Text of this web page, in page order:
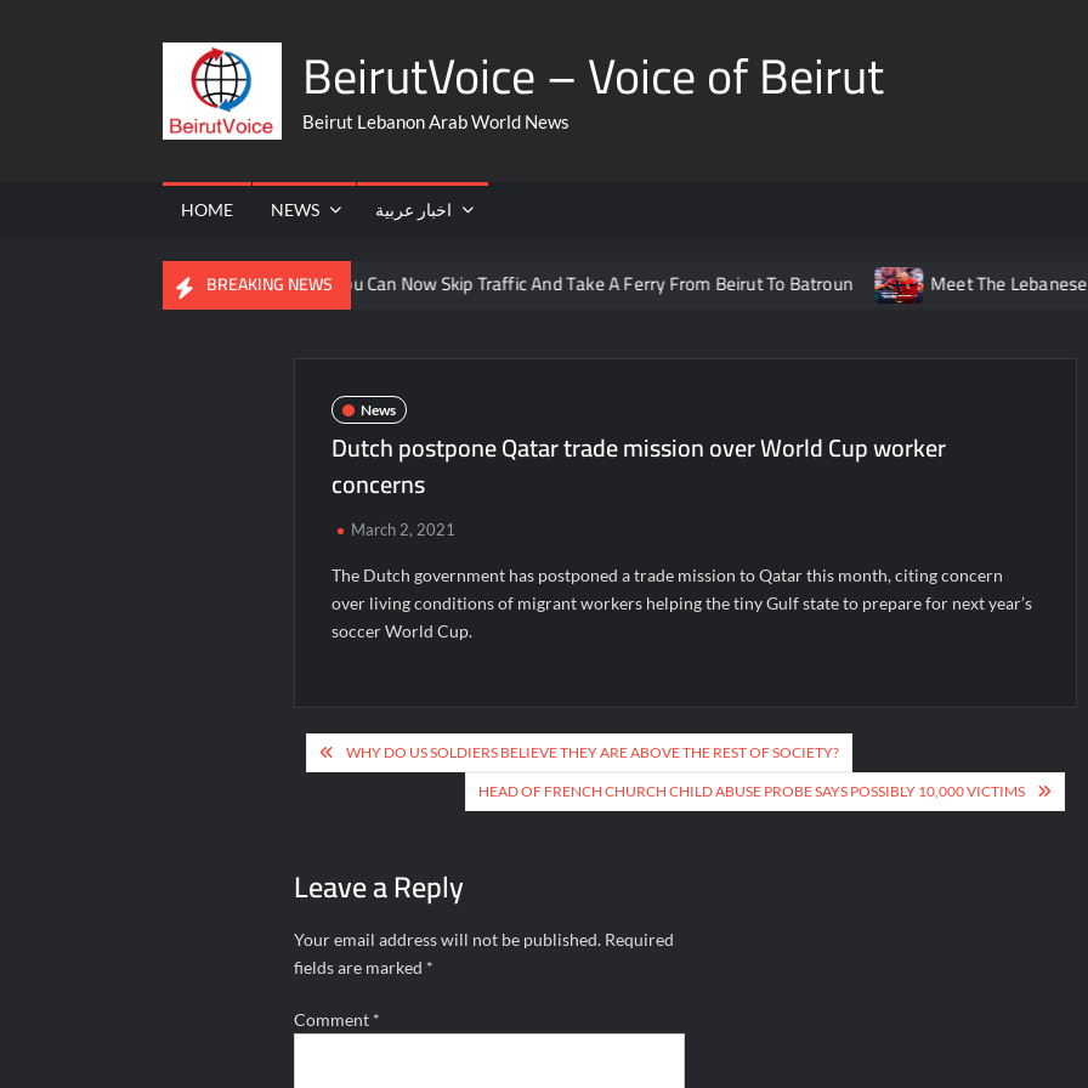
BeirutVoice – Voice of Beirut
Beirut Lebanon Arab World News
HOME NEWS اخبار عربية
BREAKING NEWS
You Can Now Skip Traffic And Take A Ferry From Beirut To Batroun Meet The Lebanese Helping
News
Dutch postpone Qatar trade mission over World Cup worker
concerns
March 2, 2021
The Dutch government has postponed a trade mission to Qatar this month, citing concern
over living conditions of migrant workers helping the tiny Gulf state to prepare for next year’s
soccer World Cup.
Post
navigation
WHY DO US SOLDIERS BELIEVE THEY ARE ABOVE THE REST OF SOCIETY?
HEAD OF FRENCH CHURCH CHILD ABUSE PROBE SAYS POSSIBLY 10,000 VICTIMS
Leave a Reply
Your email address will not be published. Required
fields are marked *
Comment *